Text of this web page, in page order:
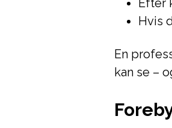
Efter
Hvis
En
kan se –